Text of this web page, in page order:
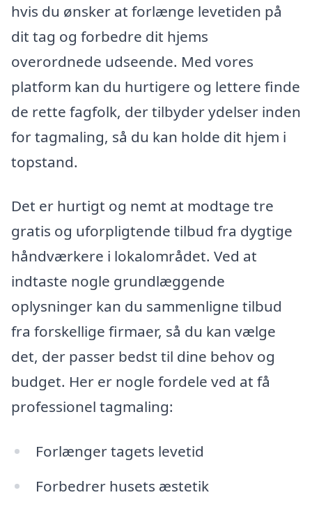
hvis du ønsker at forlænge levetiden på
dit tag og forbedre dit hjems
overordnede udseende. Med vores
platform kan du hurtigere og lettere finde
de rette fagfolk, der tilbyder ydelser inden
for tagmaling, så du kan holde dit hjem i
topstand.
Det er hurtigt og nemt at modtage tre
gratis og uforpligtende tilbud fra dygtige
håndværkere i lokalområdet. Ved at
indtaste nogle grundlæggende
oplysninger kan du sammenligne tilbud
fra forskellige firmaer, så du kan vælge
det, der passer bedst til dine behov og
budget. Her er nogle fordele ved at få
professionel tagmaling:
Forlænger tagets levetid
Forbedrer husets æstetik